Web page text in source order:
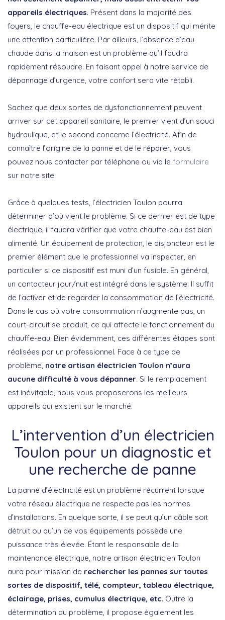
appareils électriques. Présent dans la majorité des
foyers, le chauffe-eau électrique est un dispositif qui mérite
une attention particulière. Par ailleurs, l’absence d’eau
chaude dans la maison est un problème qu’il faudra
rapidement résoudre. En faisant appel à notre service de
dépannage d’urgence, votre confort sera vite rétabli.
Sachez que deux sortes de dysfonctionnement peuvent
arriver sur cet appareil sanitaire, le premier vient d’un souci
hydraulique, et le second concerne l’électricité. Afin de
connaître l’origine de la panne et de le réparer, vous
pouvez nous contacter par téléphone ou via le formulaire
sur notre site.
Grâce à quelques tests, l’électricien Toulon pourra
déterminer d’où vient le problème. Si ce dernier est de type
électrique, il faudra vérifier que votre chauffe-eau est bien
alimenté. Un équipement de protection, le disjoncteur est le
premier élément que le professionnel va inspecter, en
particulier si ce dispositif est muni d’un fusible. En général,
un contacteur jour/nuit est intégré dans le système. Il suffit
de l’activer et de regarder la consommation de l’électricité.
Dans le cas où votre consommation n’augmente pas, un
court-circuit se produit, ce qui affecte le fonctionnement du
chauffe-eau. Bien évidemment, ces différentes étapes sont
réalisées par un professionnel. Face à ce type de
problème, notre artisan électricien Toulon n’aura
aucune difficulté à vous dépanner. Si le remplacement
est inévitable, nous vous proposerons les meilleurs
appareils qui existent sur le marché.
L’intervention d’un électricien
Toulon pour un diagnostic et
une recherche de panne
La panne d’électricité est un problème récurrent lorsque
votre réseau électrique ne respecte pas les normes
d’installations. En quelque sorte, il se peut qu’un câble soit
détruit ou qu’un de vos équipements possède une
puissance très élevée. Étant le responsable de la
maintenance électrique, notre artisan électricien Toulon
aura pour mission de rechercher les pannes sur toutes
sortes de dispositif, télé, compteur, tableau électrique,
éclairage, prises, cumulus électrique, etc. Outre la
détermination du problème, il propose également les